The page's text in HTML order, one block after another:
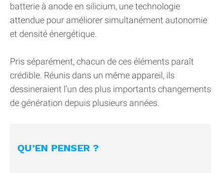
batterie à anode en silicium, une technologie
attendue pour améliorer simultanément autonomie
et densité énergétique.
Pris séparément, chacun de ces éléments paraît
crédible. Réunis dans un même appareil, ils
dessineraient l’un des plus importants changements
de génération depuis plusieurs années.
QU’EN PENSER ?